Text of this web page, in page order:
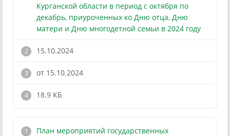
Курганской области в период с октября по
декабрь, приуроченных ко Дню отца, Дню
матери и Дню многодетной семьи в 2024 году
15.10.2024
от 15.10.2024
18.9 КБ
План мероприятий государственных